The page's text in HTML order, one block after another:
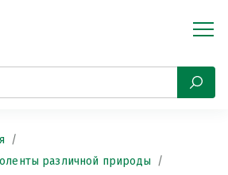
различной природы